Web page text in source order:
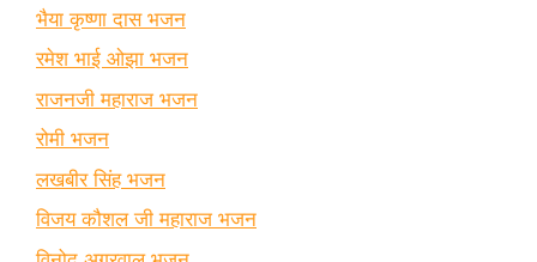
भैया कृष्णा दास भजन
रमेश भाई ओझा भजन
राजनजी महाराज भजन
रोमी भजन
लखबीर सिंह भजन
विजय कौशल जी महाराज भजन